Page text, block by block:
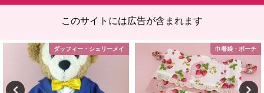
このサイトには広告が含まれます
ダッフィー・シェリーメイ 巾着袋・ポーチ